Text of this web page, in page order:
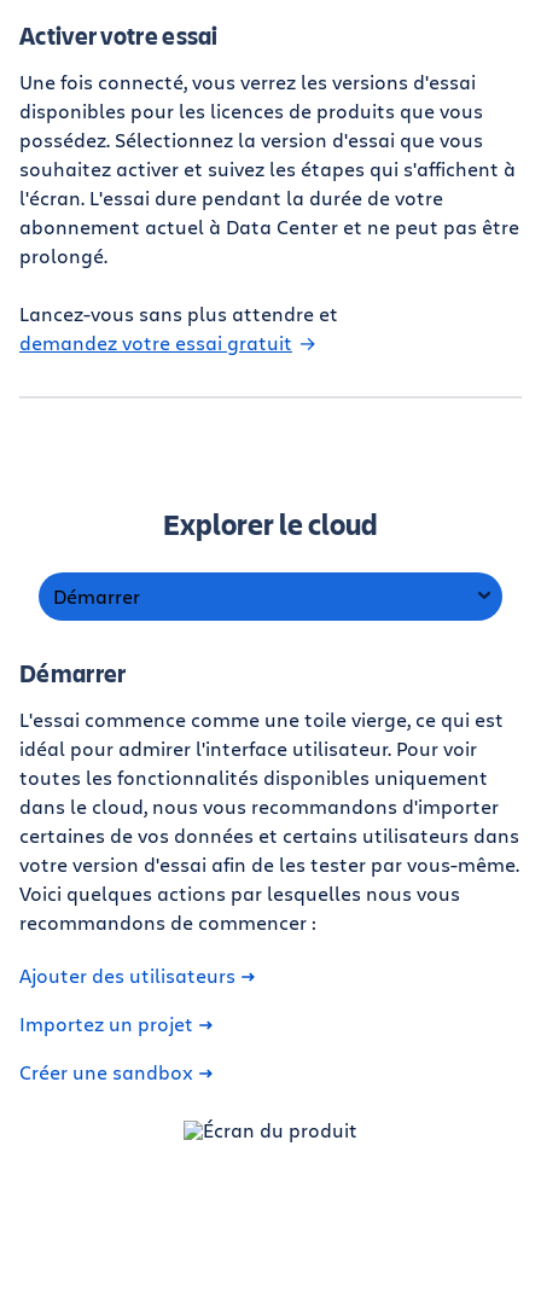
Activer votre essai
Une fois connecté, vous verrez les versions d'essai
disponibles pour les licences de produits que vous
possédez. Sélectionnez la version d'essai que vous
souhaitez activer et suivez les étapes qui s'affichent à
l'écran. L'essai dure pendant la durée de votre
abonnement actuel à Data Center et ne peut pas être
prolongé.
Lancez-vous sans plus attendre et
demandez votre essai gratuit
Explorer le cloud
Démarrer
Démarrer
L'essai commence comme une toile vierge, ce qui est
idéal pour admirer l'interface utilisateur. Pour voir
toutes les fonctionnalités disponibles uniquement
dans le cloud, nous vous recommandons d'importer
certaines de vos données et certains utilisateurs dans
votre version d'essai afin de les tester par vous-même.
Voici quelques actions par lesquelles nous vous
recommandons de commencer :
Ajouter des utilisateurs
Importez un projet
Créer une sandbox